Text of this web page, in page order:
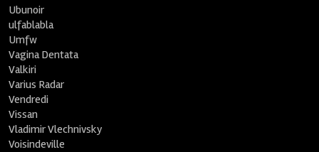
Ubunoir
ulfablabla
Umfw
Vagina Dentata
Valkiri
Varius Radar
Vendredi
Vissan
Vladimir Vlechnivsky
Voisindeville